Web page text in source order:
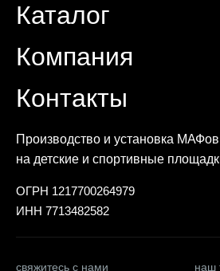
Производство и установка МАФов
на детские и спортивные
ОГРН 1217700264979
ИНН 7713482582
свяжитесь с нами наш
Каталог
Компания
Контакты